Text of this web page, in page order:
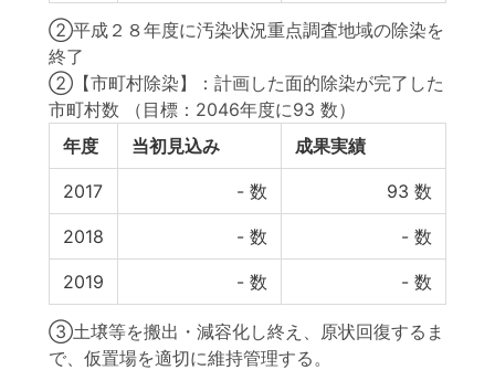
②平成２８年度に汚染状況重点調査地域の除染を
終了
②【市町村除染】：計画した面的除染が完了した
市町村数
（目標：2046年度に93 数）
年度
当初見込み 成果実績
2017 - 数 93 数
2018 - 数 - 数
2019 - 数 - 数
③土壌等を搬出・減容化し終え、原状回復するま
で、仮置場を適切に維持管理する。